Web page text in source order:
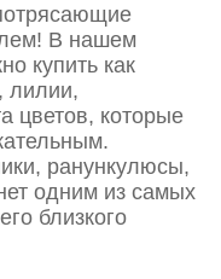
В нашем
купить как
лилии,
цветов, которые
ранункулюсы,
одним из самых
близкого